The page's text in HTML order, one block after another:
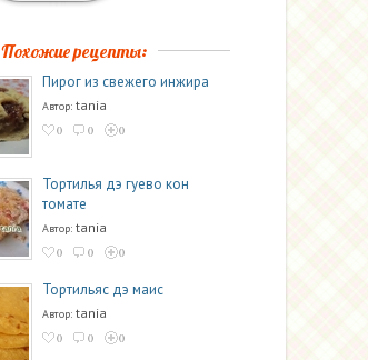
Похожие рецепты:
Пирог из свежего инжира
Автор: tania
0 0 0
Тортилья дэ гуево кон
томате
Автор: tania
0 0 0
Тортильяс дэ маис
Автор: tania
0 0 0